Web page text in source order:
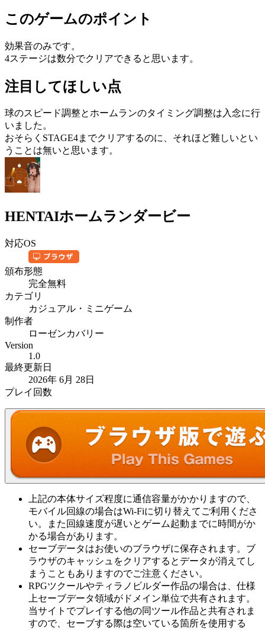
このゲームのポイント
効果音のみです。
4ステージは数分でクリアできると思います。
注目してほしい点
球のスピード調整とホームランのタイミング調整は入念に行
いました。
おそらくSTAGE4までクリアするのに、それほど難しいとい
うことは無いと思います。
HENTAIホームランダービー
対応OS
頒布形態
完全無料
カテゴリ
カジュアル・ミニゲーム
制作者
ローゼンカバリー
Version
1.0
最終更新日
2026年 6月 28日
プレイ回数
上記の本体サイズ程度に通信容量がかかりますので、
モバイル回線の場合はWi-Fiに切り替えてご利用くださ
い。また回線速度が遅いとゲーム起動までに時間がか
かる場合があります。
セーブデータはお使いのブラウザに保存されます。ブ
ラウザのキャッシュをクリアするとデータが消えてし
まうこともありますのでご注意ください。
RPGツクールやティラノビルダー作品の場合は、仕様
上セーブデータ領域がドメイン単位で共有されます。
当サイトでプレイする他の同ツール作品と共有されま
すので、セーブする際は空いている箇所を使用する